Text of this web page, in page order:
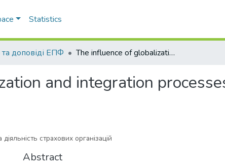
Statistics
та доповіді ЕПФ The influence of globalization and integration processes on the activity of insurance organizations
and integration
страхових організацій
Abstract